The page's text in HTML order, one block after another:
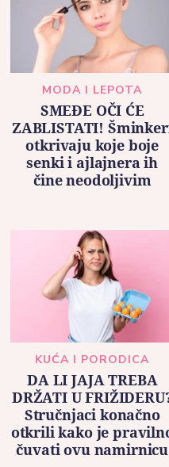
MODA I LEPOTA
SMEĐE OČI ĆE
ZABLISTATI!
otkrivaju koje boje
senki i ajlajnera ih
čine neodoljivim
KUĆA I PORODICA
DA LI JAJA TREBA
DRŽATI U
Stručnjaci konačno
otkrili kako je
čuvati ovu namirnicu